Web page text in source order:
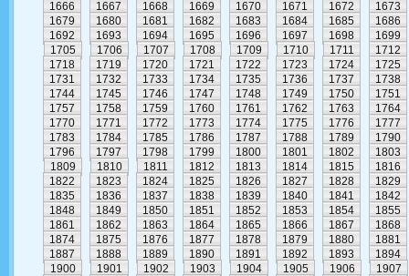
1666 1667 1668 1669 1670 1671 1672
1673
1679
1680 1681 1682 1683 1684 1685
1686
1692
1693 1694 1695 1696 1697 1698
1699
1705
1706 1707 1708 1709 1710 1711
1712
1718
1719 1720 1721 1722 1723 1724
1725
1731
1732 1733 1734 1735 1736 1737
1738
1744
1745 1746 1747 1748 1749 1750
1751
1757
1758 1759 1760 1761 1762 1763
1764
1770
1771 1772 1773 1774 1775 1776
1777
1783
1784 1785 1786 1787 1788 1789
1790
1796
1797 1798 1799 1800 1801 1802
1803
1809
1810 1811 1812 1813 1814 1815
1816
1822
1823 1824 1825 1826 1827 1828
1829
1835
1836 1837 1838 1839 1840 1841
1842
1848
1849 1850 1851 1852 1853 1854
1855
1861
1862 1863 1864 1865 1866 1867
1868
1874
1875 1876 1877 1878 1879 1880
1881
1887
1888 1889 1890 1891 1892 1893
1894
1900
1901 1902 1903 1904 1905 1906
1907